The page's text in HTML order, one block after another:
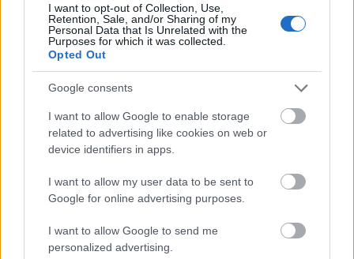
I want to opt-out of Collection, Use,
Retention, Sale, and/or Sharing of my
Personal Data that Is Unrelated with the
Purposes for which it was collected.
Opted Out
Google consents
I want to allow Google to enable storage
related to advertising like cookies on web or
device identifiers in apps.
I want to allow my user data to be sent to
Google for online advertising purposes.
I want to allow Google to send me
personalized advertising.
L'arco - A diadalív árnyékában.
2017. március 31.